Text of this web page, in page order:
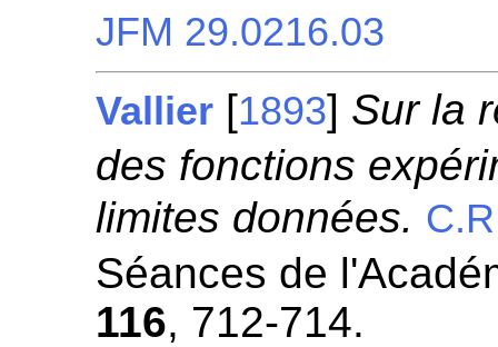
JFM 29.0216.03
Vallier [1893] Sur la
des fonctions
limites données.
Séances de
116, 712-714.